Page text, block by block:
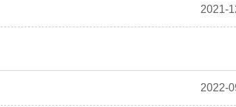
2021-
2022-